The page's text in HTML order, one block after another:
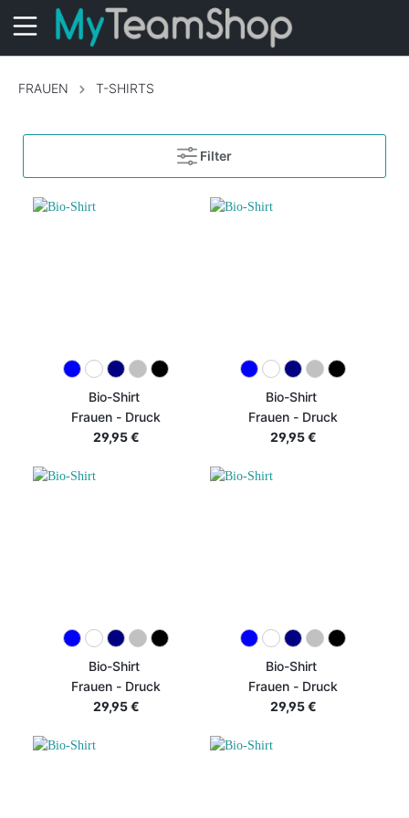
FRAUEN T-SHIRTS
Filter
Bio-Shirt
Frauen - Druck
29,95 €
Bio-Shirt
Frauen - Druck
29,95 €
Bio-Shirt
Frauen - Druck
29,95 €
Bio-Shirt
Frauen - Druck
29,95 €